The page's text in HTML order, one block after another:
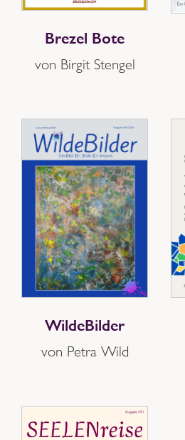
Brezel Bote
von Birgit Stengel
WildeBilder
von Petra Wild